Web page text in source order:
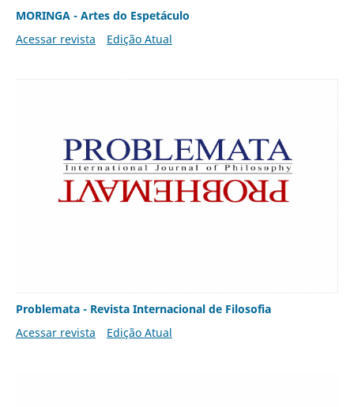
MORINGA - Artes do Espetáculo
Acessar revista
Edição Atual
Problemata - Revista Internacional de Filosofia
Acessar revista
Edição Atual